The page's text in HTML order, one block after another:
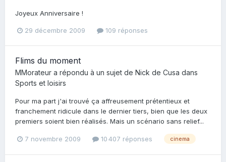
Joyeux Anniversaire !
29 décembre 2009 109 réponses
Flims du moment
MMorateur a répondu à un sujet de Nick de Cusa dans
Sports et loisirs
Pour ma part j'ai trouvé ça affreusement prétentieux et
franchement ridicule dans le dernier tiers, bien que les deux
premiers soient bien réalisés. Mais un scénario sans relief...
7 novembre 2009 10 407 réponses cinema